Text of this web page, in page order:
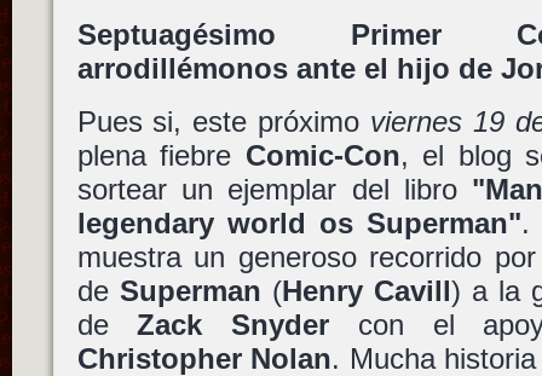
Septuagésimo Primer
arrodillémonos ante el hijo de
Pues si, este próximo viernes 19
plena fiebre Comic-Con, el blog
sortear un ejemplar del libro
legendary world os Superman".
muestra un generoso recorrido
de Superman (Henry Cavill) a la
deZack Snyder con el
Christopher Nolan. Mucha